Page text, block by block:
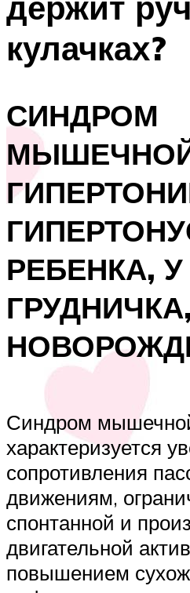
кулачках?
СИНДРОМ
РЕБЕНКА,
Синдром
характеризуется
сопротивления
движениям,
спонтанной и
двигательной
повышением